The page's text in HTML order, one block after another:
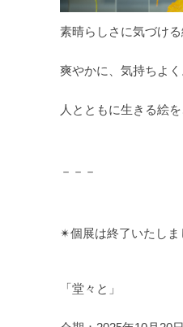
素晴らしさに気づける
爽やかに、気持ちよく
人とともに生きる絵を
－－－
✴︎個展は終了いたし
「堂々と」